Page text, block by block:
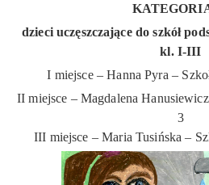
dzieci uczęszczające do szkół
kl. I-III
I miejsce – Hanna Pyra –
II miejsce – Magdalena
3
III miejsce – Maria Tusińska –